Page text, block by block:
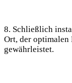
8. Schließlich
Ort, der optimalen
gewährleistet.